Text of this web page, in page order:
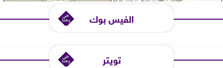
الفيس بوك
تويتر